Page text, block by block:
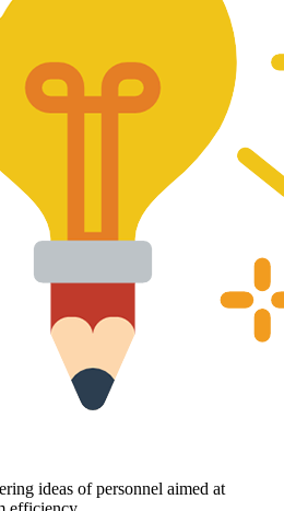
ideas of personnel aimed at